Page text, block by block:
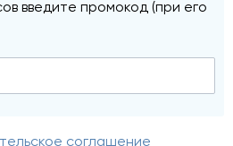
введите промокод (при его
соглашение